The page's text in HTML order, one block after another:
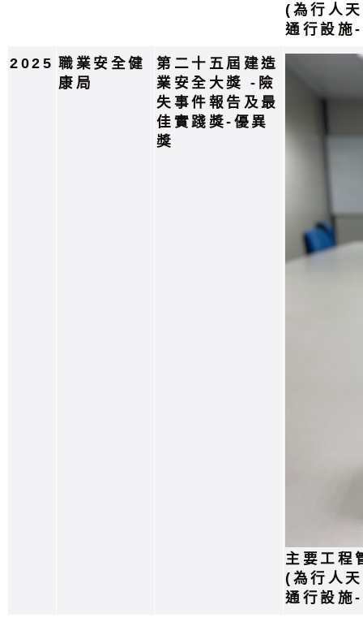
(為行人
通行設施
2025 職業安全健
康局
第二十五屆建造
業安全大獎 -險
失事件報告及最
佳實踐獎-優異
獎
主要工程
(為行人
通行設施